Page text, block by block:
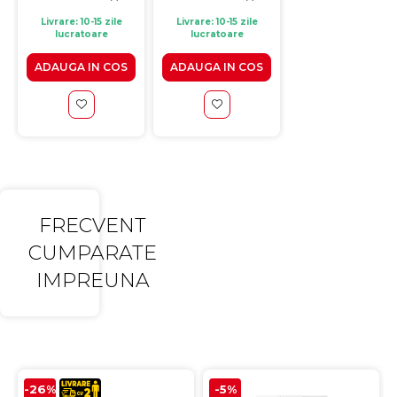
Livrare: 10-15 zile
lucratoare
ADAUGA IN COS
Livrare: 10-15 zile
lucratoare
ADAUGA IN COS
FRECVENT
CUMPARATE
IMPREUNA
-26% -5%